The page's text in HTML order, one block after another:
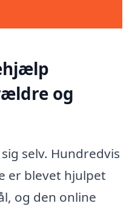
og
selv. Hundredvis
er blevet hjulpet
og den online